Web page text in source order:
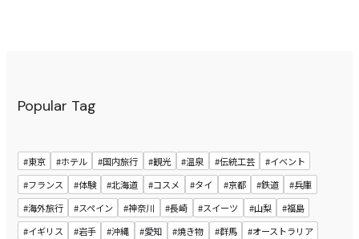
Popular Tag
#東京 #ホテル #国内旅行 #観光 #温泉 #伝統工芸
#イベント
#フランス
#体験 #北海道 #コスメ #タイ #京都 #鉄道
#兵庫
#海外旅行
#スペイン #神奈川 #長崎 #スイーツ #山梨
#福島
#イギリス
#岩手 #沖縄 #愛知 #焼き物 #群馬
#オーストラリア